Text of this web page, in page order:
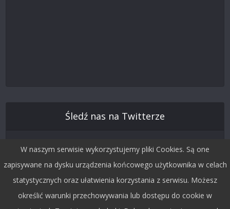
Śledź nas na Twitterze
W naszym serwisie wykorzystujemy pliki Cookies. Są one
zapisywane na dysku urządzenia końcowego użytkownika w celach
statystycznych oraz ułatwienia korzystania z serwisu. Możesz
określić warunki przechowywania lub dostępu do cookie w